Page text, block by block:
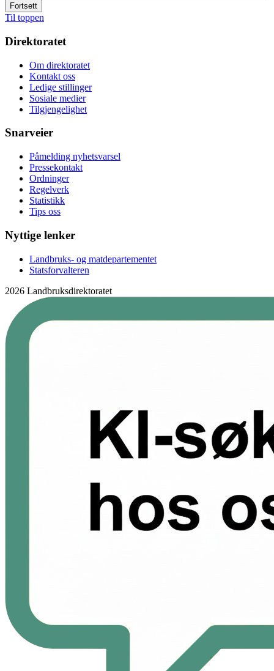
Fortsett
Til toppen
Direktoratet
Om direktoratet
Kontakt oss
Ledige stillinger
Sosiale medier
Tilgjengelighet
Snarveier
Påmelding nyhetsvarsel
Pressekontakt
Ordninger
Regelverk
Statistikk
Tips oss
Nyttige lenker
Landbruks- og matdepartementet
Statsforvalteren
2026 Landbruksdirektoratet